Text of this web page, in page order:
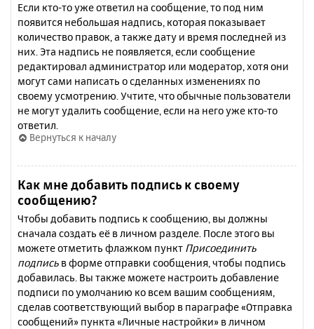
Если кто-то уже ответил на сообщение, то под ним
появится небольшая надпись, которая показывает
количество правок, а также дату и время последней из
них. Эта надпись не появляется, если сообщение
редактировал администратор или модератор, хотя они
могут сами написать о сделанных изменениях по
своему усмотрению. Учтите, что обычные пользователи
не могут удалить сообщение, если на него уже кто-то
ответил.
Вернуться к началу
Как мне добавить подпись к своему
сообщению?
Чтобы добавить подпись к сообщению, вы должны
сначала создать её в личном разделе. После этого вы
можете отметить флажком пункт Присоединить
подпись в форме отправки сообщения, чтобы подпись
добавилась. Вы также можете настроить добавление
подписи по умолчанию ко всем вашим сообщениям,
сделав соответствующий выбор в параграфе «Отправка
сообщений» пункта «Личные настройки» в личном